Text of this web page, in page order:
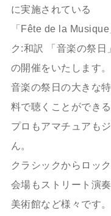
に実施されている
「Fête de la
ク:和訳 「音楽の祭日
の開催をいたします。
音楽の祭日の大きな
料で聴くことができ
プロもアマチュアも
ん。
クラシックからロッ
会場もストリート演
美術館など様々です。